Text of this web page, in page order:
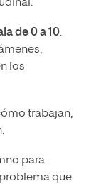
de 0 a 10.
los
trabajan,
para
que